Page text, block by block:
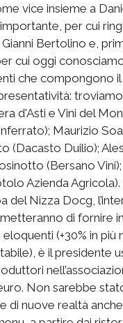
vice insieme a
per cui
Bertolino e,
cui oggi
che compongono
d'Asti e Vini del
Maurizio
(Dacasto Duilio);
(Bersano
Azienda
del Nizza Docg,
di fornire
(+30% in
è il presidente
Non sarebbe
di nuove realtà